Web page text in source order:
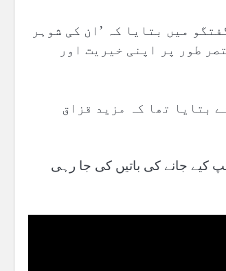
میں بتایا کہ ’ان کی شوہر
طور پر اپنی خیریت اور
بتایا تھا کہ مزید قزاق
کیے جانے کی باتیں کی جا رہی